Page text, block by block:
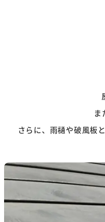
ま
さらに、雨樋や破風板